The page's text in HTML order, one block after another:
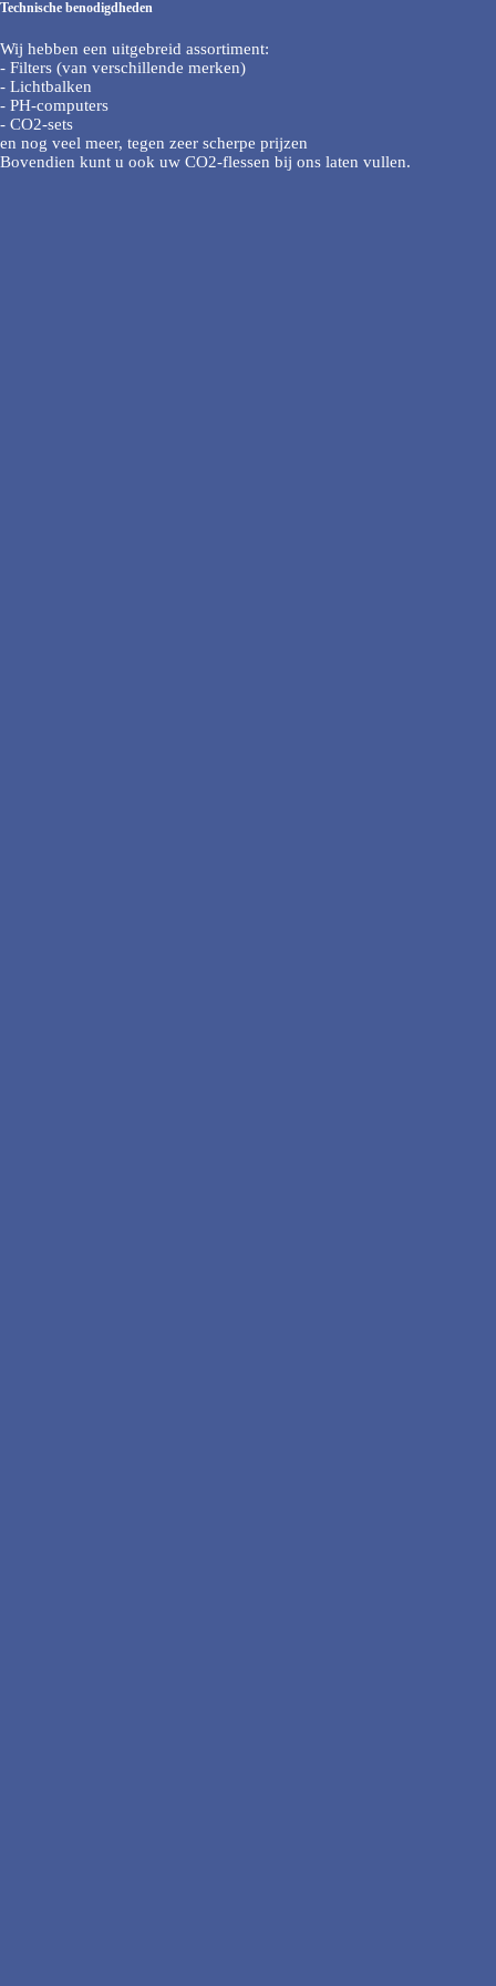
Technische benodigdheden
Wij hebben een uitgebreid assortiment:
- Filters (van verschillende merken)
- Lichtbalken
- PH-computers
- CO2-sets
en nog veel meer, tegen zeer scherpe prijzen
Bovendien kunt u ook uw CO2-flessen bij ons laten vullen.